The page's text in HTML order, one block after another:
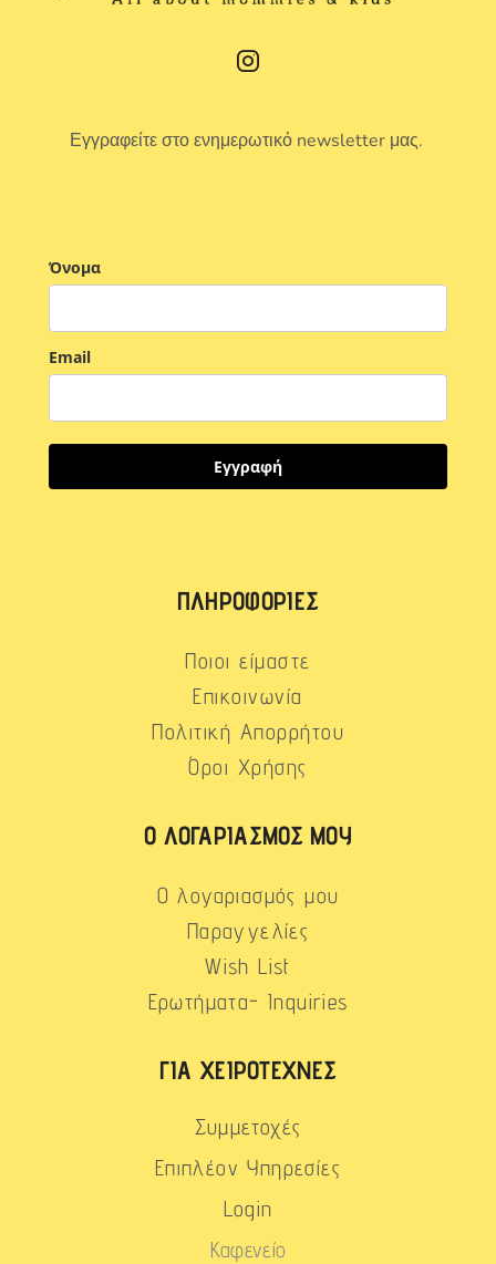
Εγγραφείτε στο ενημερωτικό newsletter μας.
Όνομα
Email
Εγγραφή
ΠΛΗΡΟΦΟΡΊΕΣ
Ποιοι είμαστε
Επικοινωνία
Πολιτική Απορρήτου
Όροι Χρήσης
Ο ΛΟΓΑΡΙΑΣΜΌΣ ΜΟΥ
Ο λογαριασμός μου
Παραγγελίες
Wish List
Ερωτήματα- Inquiries
ΓΙΑ ΧΕΙΡΟΤΈΧΝΕΣ
Συμμετοχές
Επιπλέον Υπηρεσίες
Login
Καφενείο